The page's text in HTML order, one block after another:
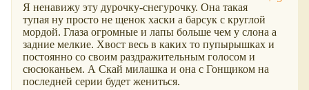
Я ненавижу эту дурочку-снегурочку. Она такая
тупая ну просто не щенок хаски а барсук с круглой
мордой. Глаза огромные и лапы больше чем у слона а
задние мелкие. Хвост весь в каких то пупырышках и
постоянно со своим раздражительным голосом и
сюсюканьем. А Скай милашка и она с Гонщиком на
последней серии будет жениться.